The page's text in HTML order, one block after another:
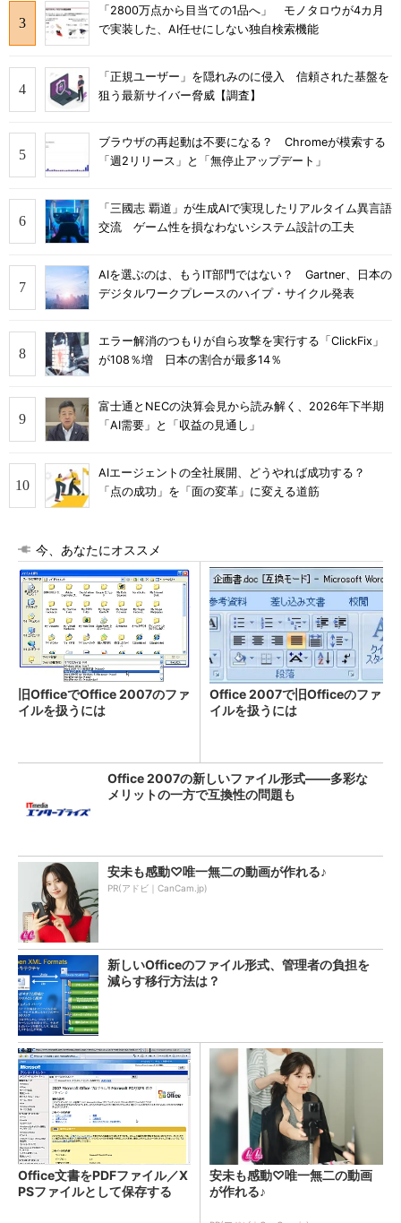
「2800万点から目当ての1品へ」 モノタロウが4カ月
で実装した、AI任せにしない独自検索機能
「正規ユーザー」を隠れみのに侵入 信頼された基盤を
狙う最新サイバー脅威【調査】
ブラウザの再起動は不要になる？ Chromeが模索する
「週2リリース」と「無停止アップデート」
「三國志 覇道」が生成AIで実現したリアルタイム異言語
交流 ゲーム性を損なわないシステム設計の工夫
AIを選ぶのは、もうIT部門ではない？ Gartner、日本の
デジタルワークプレースのハイプ・サイクル発表
エラー解消のつもりが自ら攻撃を実行する「ClickFix」
が108％増 日本の割合が最多14％
富士通とNECの決算会見から読み解く、2026年下半期
「AI需要」と「収益の見通し」
AIエージェントの全社展開、どうやれば成功する？
「点の成功」を「面の変革」に変える道筋
今、あなたにオススメ
旧OfficeでOffice 2007のファ
イルを扱うには
Office 2007で旧Officeのファ
イルを扱うには
Office 2007の新しいファイル形式――多彩な
メリットの一方で互換性の問題も
安未も感動♡唯一無二の動画が作れる♪
PR(アドビ｜CanCam.jp)
新しいOfficeのファイル形式、管理者の負担を
減らす移行方法は？
Office文書をPDFファイル／X
PSファイルとして保存する
安未も感動♡唯一無二の動画
が作れる♪